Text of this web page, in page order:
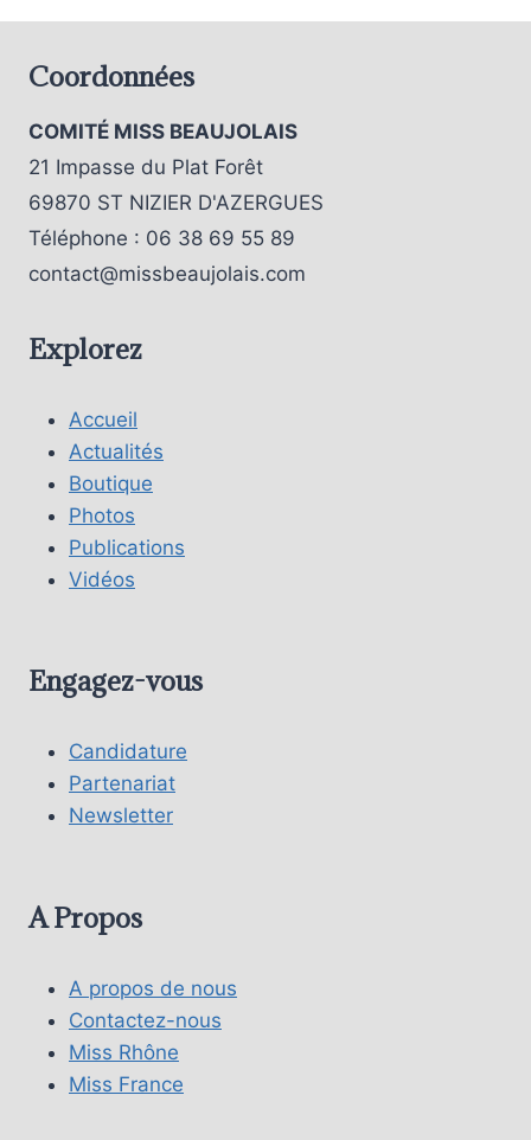
Coordonnées
COMITÉ MISS BEAUJOLAIS
21 Impasse du Plat Forêt
69870 ST NIZIER D'AZERGUES
Téléphone : 06 38 69 55 89
contact@missbeaujolais.com
Explorez
Accueil
Actualités
Boutique
Photos
Publications
Vidéos
Engagez-vous
Candidature
Partenariat
Newsletter
A Propos
A propos de nous
Contactez-nous
Miss Rhône
Miss France